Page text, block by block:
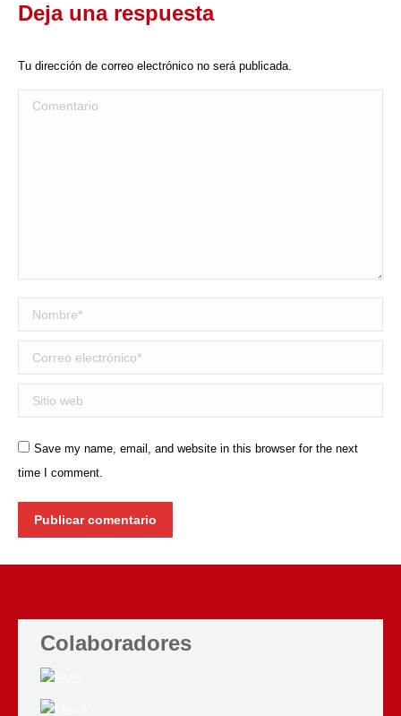
WhatsApp
Deja una respuesta
Tu dirección de correo electrónico no será publicada.
Comentario
Nombre *
Correo electrónico *
Sitio web
Save my name, email, and website in this browser for the next
time I comment.
Publicar comentario
Colaboradores